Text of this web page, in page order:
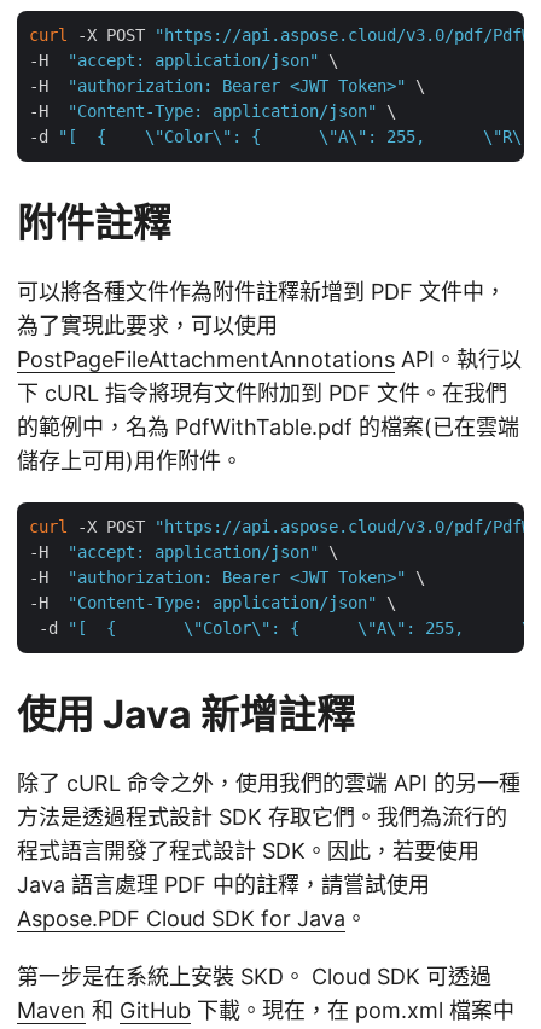
curl -X POST
"https://api.aspose.cloud/v3.0/pdf/
-H
"accept: application/json"
\
-H
"authorization: Bearer <JWT Token>"
\
-H
"Content-Type: application/json"
\
-d
"[  {    \"Color\": {      \"A\": 255,      \"R\":
附件註釋
可以將各種文件作為附件註釋新增到 PDF 文件中，
為了實現此要求，可以使用
PostPageFileAttachmentAnnotations API。執行以
下 cURL 指令將現有文件附加到 PDF 文件。在我們
的範例中，名為 PdfWithTable.pdf 的檔案(已在雲端
儲存上可用)用作附件。
curl -X POST
"https://api.aspose.cloud/v3.0/pdf/
-H
"accept: application/json"
\
-H
"authorization: Bearer <JWT Token>"
\
-H
"Content-Type: application/json"
\
-d
"[  {       \"Color\": {      \"A\": 255,      \"R\":
使用 Java 新增註釋
除了 cURL 命令之外，使用我們的雲端 API 的另一種
方法是透過程式設計 SDK 存取它們。我們為流行的
程式語言開發了程式設計 SDK。因此，若要使用
Java 語言處理 PDF 中的註釋，請嘗試使用
Aspose.PDF Cloud SDK for Java 。
第一步是在系統上安裝 SKD。 Cloud SDK 可透過
Maven 和 GitHub 下載。現在，在 pom.xml 檔案中